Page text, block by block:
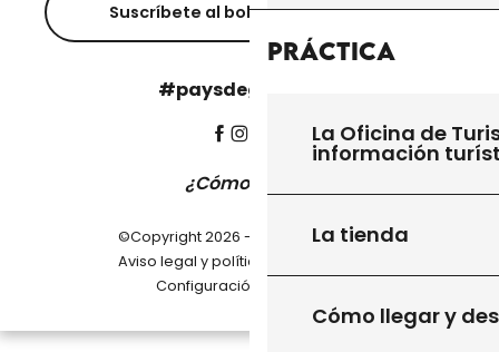
Práctica
La Oficina de
información
La tienda
Cómo llegar y
Suscríbete al boletín informativo
#paysdegourdon !
¿Cómo llegar?
©Copyright 2026 - Pays de Gourdon
Aviso legal y política de privacidad
Configuración de cookies